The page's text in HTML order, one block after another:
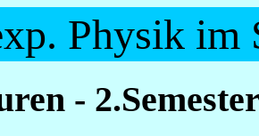
Physik im
-